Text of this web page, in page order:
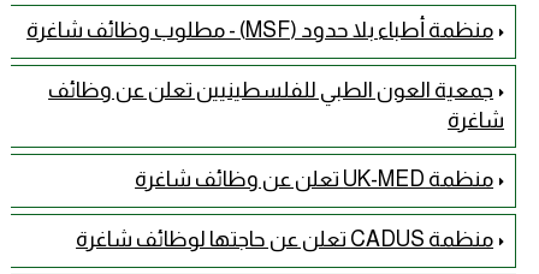
منظمة أطباء بلا حدود (MSF) - مطلوب وظائف شاغرة
جمعية العون الطبي للفلسطينيين تعلن عن وظائف
شاغرة
منظمة UK-MED تعلن عن وظائف شاغرة
منظمة CADUS تعلن عن حاجتها لوظائف شاغرة